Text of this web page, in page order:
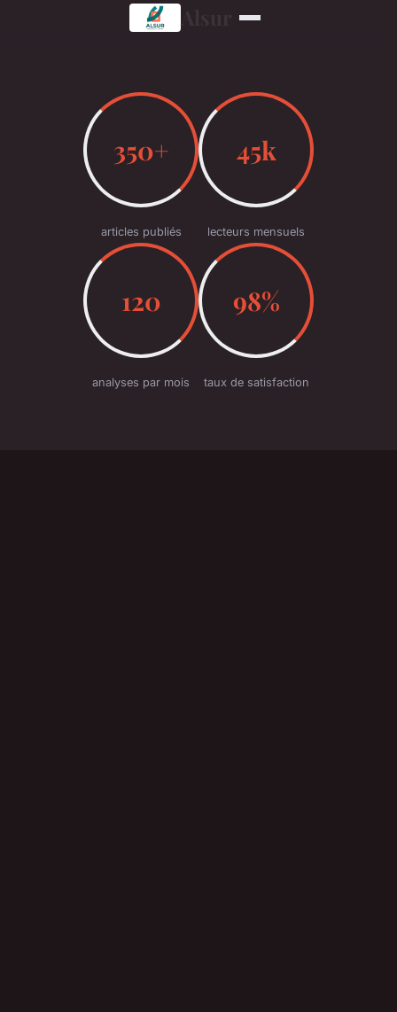
350+
articles publiés
45k
lecteurs mensuels
120
analyses par mois
98%
taux de satisfaction